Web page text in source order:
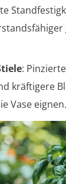
:
kräftigere
Vase eignen.